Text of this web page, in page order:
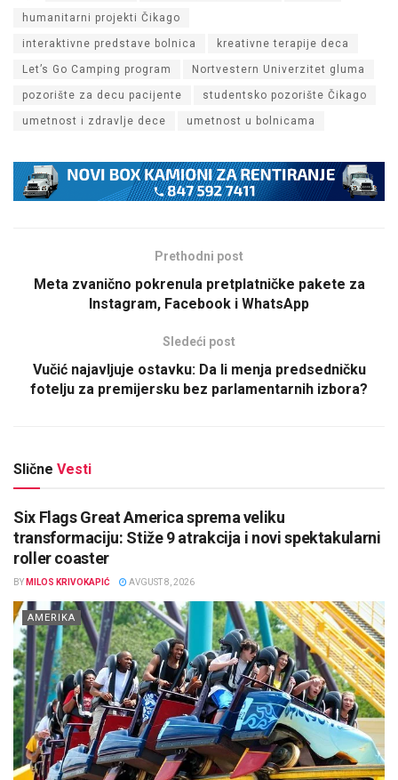
humanitarni projekti Čikago
interaktivne predstave bolnica kreativne terapije deca
Let’s Go Camping program Nortvestern Univerzitet gluma
pozorište za decu pacijente studentsko pozorište Čikago
umetnost i zdravlje dece umetnost u bolnicama
Prethodni post
Meta zvanično pokrenula pretplatničke pakete za
Instagram, Facebook i WhatsApp
Sledeći post
Vučić najavljuje ostavku: Da li menja predsedničku
fotelju za premijersku bez parlamentarnih izbora?
Slične Vesti
Six Flags Great America sprema veliku
transformaciju: Stiže 9 atrakcija i novi spektakularni
roller coaster
BY MILOS KRIVOKAPIĆ AVGUST 8, 2026
AMERIKA